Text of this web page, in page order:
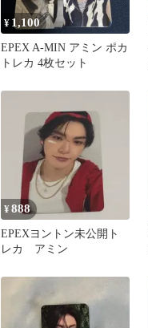
¥ 1,100
EPEX A-MIN アミン ポカ
トレカ 4枚セット
¥888
EPEXヨントン未公開ト
レカ アミン